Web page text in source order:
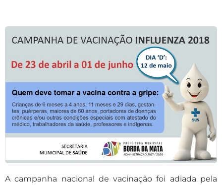
A campanha nacional de vacinação foi adiada pela